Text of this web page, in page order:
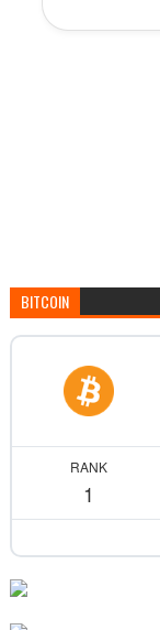
BITCOIN
RANK
1